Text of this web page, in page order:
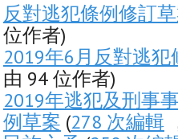
反對逃犯條例修訂
位作者)
2019年6月反對逃
由 94 位作者)
2019年逃犯及刑事
例草案 (278 次編輯